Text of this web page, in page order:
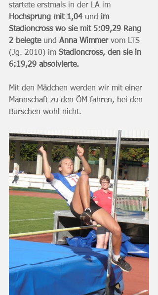
startete erstmals in der LA im
Hochsprung mit 1,04 und im
Stadioncross wo sie mit 5:09,29 Rang
2 belegte und Anna Wimmer vom LTS
(Jg. 2010) im Stadioncross, den sie in
6:19,29 absolvierte.
Mit den Mädchen werden wir mit einer
Mannschaft zu den ÖM fahren, bei den
Burschen wohl nicht.